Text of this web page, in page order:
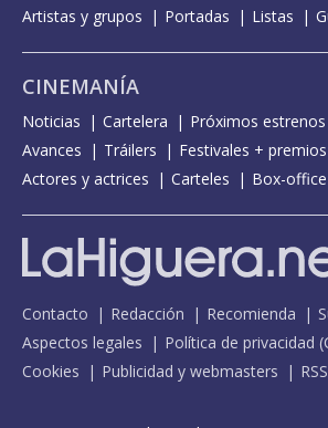
Artistas y grupos
Portadas Listas
CINEMANÍA
Noticias Cartelera Próximos estrenos
Avances
Tráilers
Festivales + premios
Actores y actrices
Carteles Box-office
Contacto Redacción Recomienda
Aspectos legales
Política de privacidad (
Cookies
Publicidad y webmasters RSS